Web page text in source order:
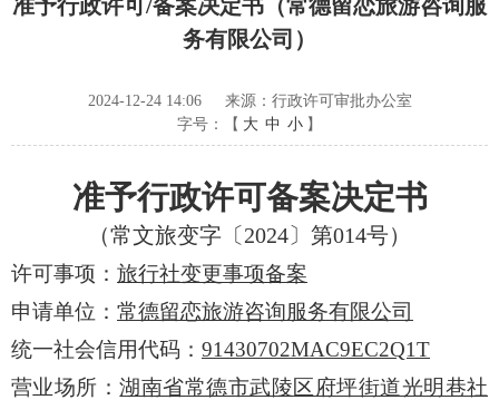
准予行政许可/备案决定书（常德留恋旅游咨询服
务有限公司）
2024-12-24 14:06
来源：行政许可审批办公室
字号：【 大 中 小 】
准予行政许可备案决定书
（常文旅变字〔2024〕第014号）
许可事项： 旅行社变更事项备案
申请单位： 常德留恋旅游咨询服务有限公司
统一社会信用代码： 91430702MAC9EC2Q1T
营业场所：湖南省常德市武陵区府坪街道光明巷社